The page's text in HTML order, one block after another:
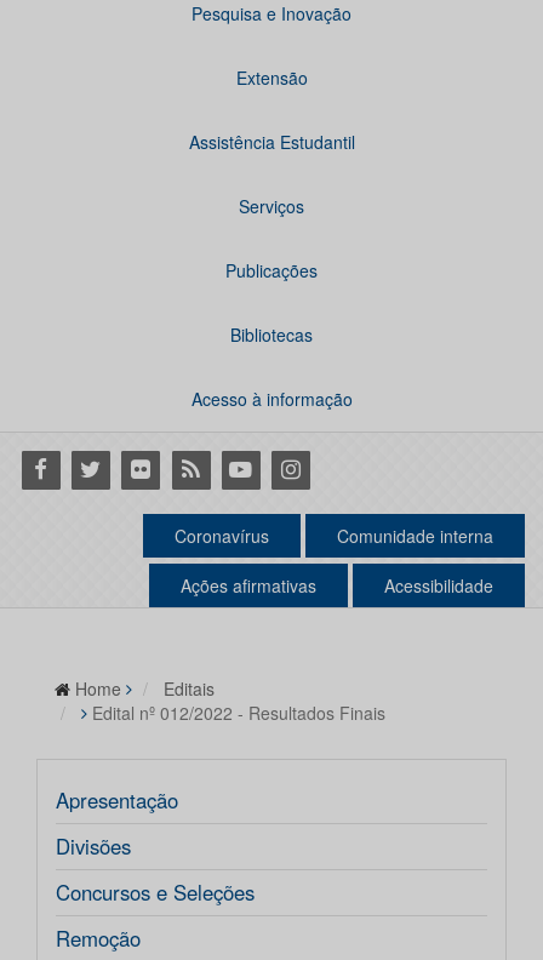
Pesquisa e Inovação
Extensão
Assistência Estudantil
Serviços
Publicações
Bibliotecas
Acesso à informação
Facebook
Twitter Flickr RSS YoutubeInstagram
Coronavírus Comunidade interna
Ações afirmativas Acessibilidade
Home
Editais
Edital nº 012/2022 - Resultados Finais
Apresentação
Divisões
Concursos e Seleções
Remoção